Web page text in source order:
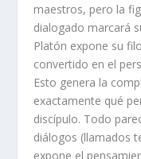
maestros, pero la
dialogado marcará
Platón expone su
convertido en el
Esto genera la
exactamente qué
discípulo. Todo
diálogos (llamados
expone el